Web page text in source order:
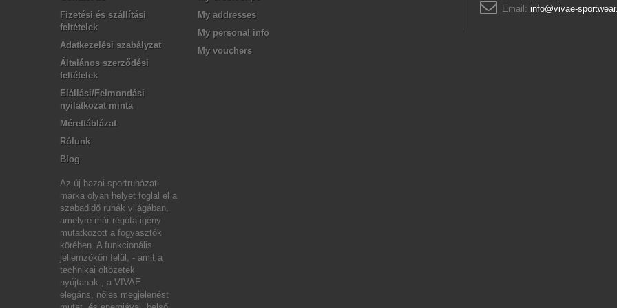
Fizetési és szállítási
feltételek
Adatkezelési szabályzat
Általános szerződési
feltételek
Elállási/Felmondási
nyilatkozat minta
Mérettáblázat
Rólunk
Blog
Az új hazai sportruházati
márka olyan helyet foglal el a
szabadidő ruhák világában,
amelyre már régóta igény
mutatkozott a fogyasztók
körében. A funkcionális
jellemzőkön felül, - amit a
technikai öltözetek
nyújtanak-, a VIVAE
elegáns, nőies megjelenést
My addresses
My personal info
My vouchers
Email: info@vivae-